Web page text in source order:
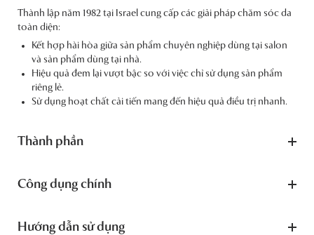
Thành lập năm 1982 tại Israel cung cấp các giải pháp chăm sóc da
toàn diện:
Kết hợp hài hòa giữa sản phẩm chuyên nghiệp dùng tại salon
và sản phẩm dùng tại nhà.
Hiệu quả đem lại vượt bậc so với việc chỉ sử dụng sản phẩm
riêng lẻ.
Sử dụng hoạt chất cải tiến mang đến hiệu quả điều trị nhanh.
Thành phần
Công dụng chính
Hướng dẫn sử dụng